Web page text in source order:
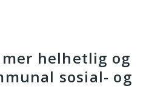
helhetlig og
sosial- og